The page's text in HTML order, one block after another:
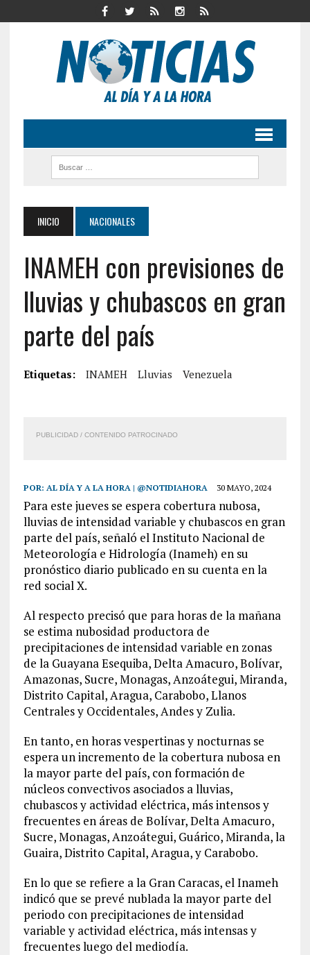
INICIO NACIONALES
INAMEH con previsiones de
lluvias y chubascos en gran
parte del país
Etiquetas: INAMEH Lluvias Venezuela
PUBLICIDAD / CONTENIDO PATROCINADO
POR: AL DÍA Y A LA HORA | @NOTIDIAHORA 30 MAYO, 2024
Para este jueves se espera cobertura nubosa,
lluvias de intensidad variable y chubascos en gran
parte del país, señaló el Instituto Nacional de
Meteorología e Hidrología (Inameh) en su
pronóstico diario publicado en su cuenta en la
red social X.
Al respecto precisó que para horas de la mañana
se estima nubosidad productora de
precipitaciones de intensidad variable en zonas
de la Guayana Esequiba, Delta Amacuro, Bolívar,
Amazonas, Sucre, Monagas, Anzoátegui, Miranda,
Distrito Capital, Aragua, Carabobo, Llanos
Centrales y Occidentales, Andes y Zulia.
En tanto, en horas vespertinas y nocturnas se
espera un incremento de la cobertura nubosa en
la mayor parte del país, con formación de
núcleos convectivos asociados a lluvias,
chubascos y actividad eléctrica, más intensos y
frecuentes en áreas de Bolívar, Delta Amacuro,
Sucre, Monagas, Anzoátegui, Guárico, Miranda, la
Guaira, Distrito Capital, Aragua, y Carabobo.
En lo que se refiere a la Gran Caracas, el Inameh
indicó que se prevé nublada la mayor parte del
periodo con precipitaciones de intensidad
variable y actividad eléctrica, más intensas y
frecuentes luego del mediodía.